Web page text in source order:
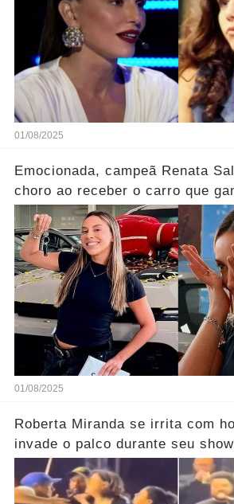
01/08/2025
Emocionada, campeã Renata
choro ao receber o carro que
25.... Ver mais
01/08/2025
Roberta Miranda se irrita com
invade o palco durante seu